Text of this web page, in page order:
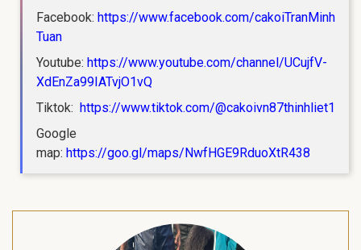
Facebook: https://www.facebook.com/cakoiTranMinh
Tuan
Youtube: https://www.youtube.com/channel/UCujfV-
XdEnZa99IATvjO1vQ
Tiktok: https://www.tiktok.com/@cakoivn87thinhliet1
Google
map: https://goo.gl/maps/NwfHGE9RduoXtR438